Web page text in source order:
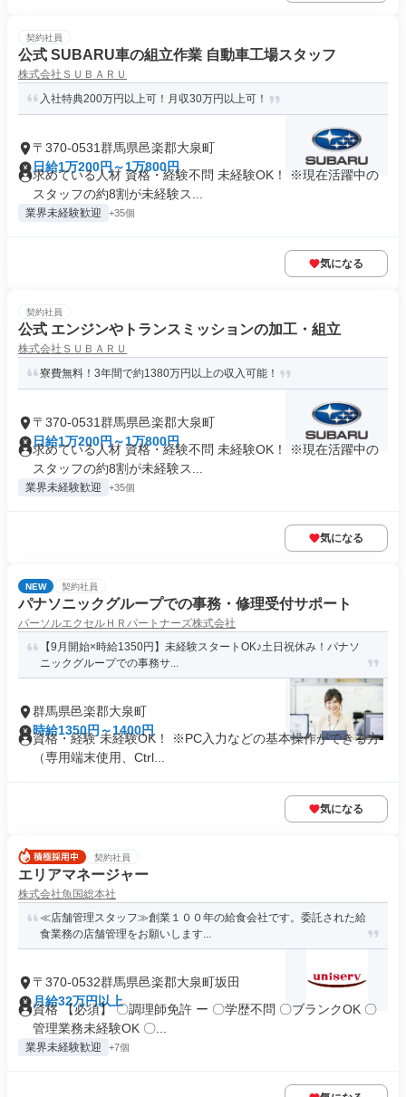
契約社員
公式 SUBARU車の組立作業 自動車工場スタッフ
株式会社ＳＵＢＡＲＵ
入社特典200万円以上可！月収30万円以上可！
〒370-0531群馬県邑楽郡大泉町
日給1万200円～1万800円
求めている人材 資格・経験不問 未経験OK！ ※現在活躍中の
スタッフの約8割が未経験ス...
業界未経験歓迎 +35個
気になる
契約社員
公式 エンジンやトランスミッションの加工・組立
株式会社ＳＵＢＡＲＵ
寮費無料！3年間で約1380万円以上の収入可能！
〒370-0531群馬県邑楽郡大泉町
日給1万200円～1万800円
求めている人材 資格・経験不問 未経験OK！ ※現在活躍中の
スタッフの約8割が未経験ス...
業界未経験歓迎 +35個
気になる
NEW 契約社員
パナソニックグループでの事務・修理受付サポート
パーソルエクセルＨＲパートナーズ株式会社
【9月開始×時給1350円】未経験スタートOK♪土日祝休み！パナソ
ニックグループでの事務サ...
群馬県邑楽郡大泉町
時給1350円～1400円
資格・経験 未経験OK！ ※PC入力などの基本操作ができる方
（専用端末使用、Ctrl...
気になる
契約社員
エリアマネージャー
株式会社魚国総本社
≪店舗管理スタッフ≫創業１００年の給食会社です。委託された給
食業務の店舗管理をお願いします...
〒370-0532群馬県邑楽郡大泉町坂田
月給32万円以上
資格 【必須】 〇調理師免許 ー 〇学歴不問 〇ブランクOK 〇
管理業務未経験OK 〇...
業界未経験歓迎 +7個